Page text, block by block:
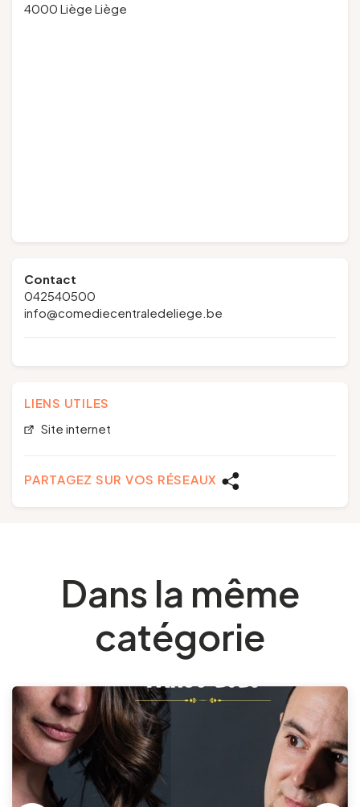
4000 Liège Liège
Contact
042540500
info@comediecentraledeliege.be
LIENS UTILES
Site internet
PARTAGEZ SUR VOS RÉSEAUX
Dans la même
catégorie